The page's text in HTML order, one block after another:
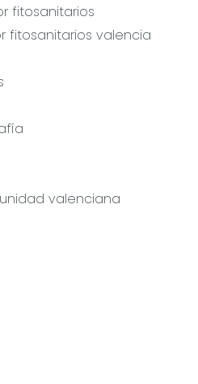
fitosanitarios
fitosanitarios valencia
valenciana